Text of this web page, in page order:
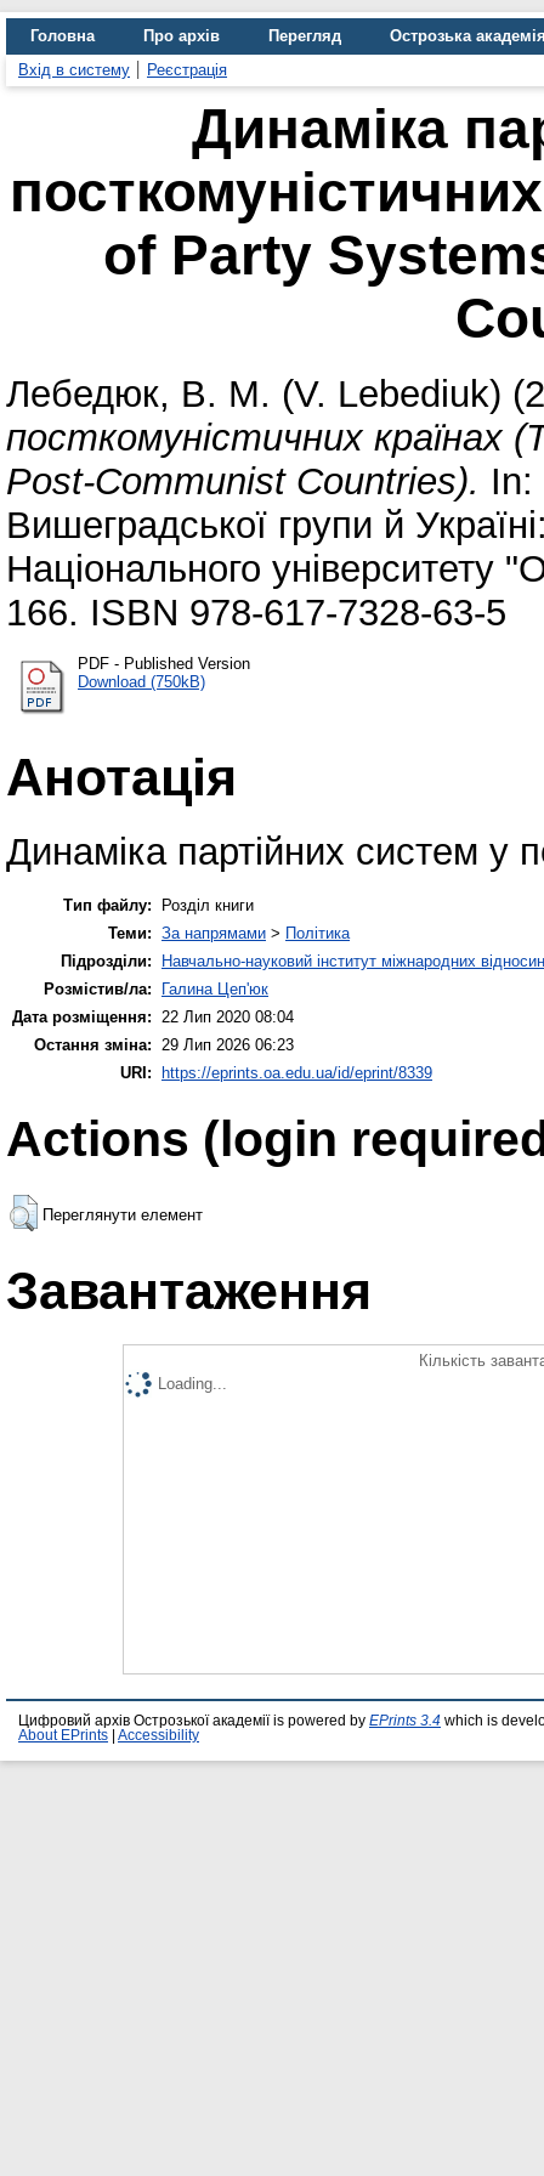
Головна Про архів Перегляд
Острозька
Вхід в систему
Реєстрація
Динаміка
of Party
Лебедюк, В. М. (V. Lebediuk)
посткомуністичних країнах
Post-Communist Countries). In:
Вишеградської групи й
Національного університету
166. ISBN 978-617-7328-63-5
PDF - Published Version
Download (750kB)
Анотація
Динаміка партійних систем у
Тип файлу:
Розділ книги
Теми: За напрямами > Політика
Підрозділи:
Навчально-науковий інститут міжнародних
Розмістив/ла:
Галина Цеп'юк
Дата розміщення:
22 Лип 2020 08:04
Остання зміна:
29 Лип 2026 06:23
URI: https://eprints.oa.edu.ua/id/eprint/8339
Actions (login
Переглянути елемент
Завантаження
Кількість
Loading...
Цифровий архів Острозької академії is powered by EPrints 3.4 which is
About EPrints
Accessibility